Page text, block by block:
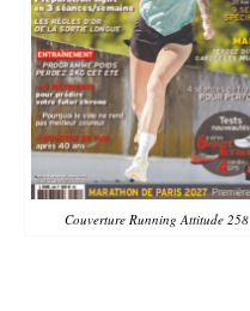
Couverture Running Attitude 258